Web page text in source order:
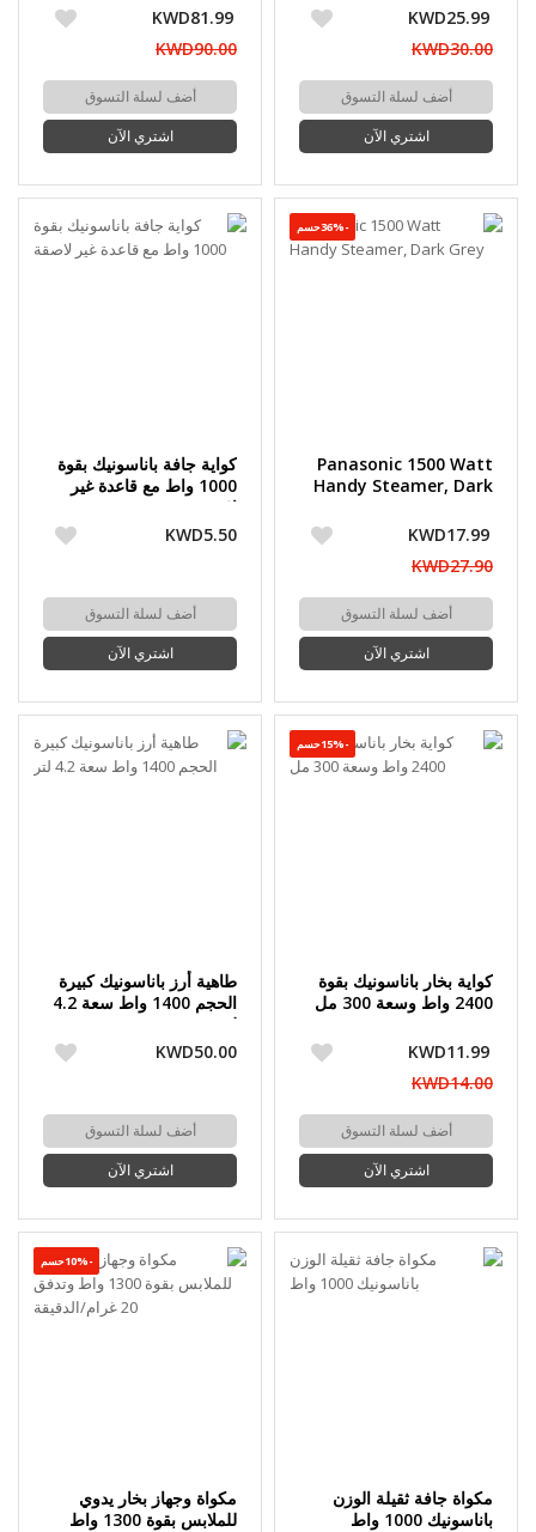
KWD25.99
KWD30.00
أضف لسلة التسوق
اشتري الآن
KWD81.99
KWD90.00
أضف لسلة التسوق
اشتري الآن
-36%حسم
Panasonic 1500 Watt
Handy Steamer, Dark
KWD17.99
KWD27.90
أضف لسلة التسوق
اشتري الآن
كواية جافة باناسونيك بقوة
1000 واط مع قاعدة غير
لاصقة
KWD5.50
أضف لسلة التسوق
اشتري الآن
-15%حسم
كواية بخار باناسونيك بقوة
2400 واط وسعة 300 مل
KWD11.99
KWD14.00
أضف لسلة التسوق
اشتري الآن
طاهية أرز باناسونيك كبيرة
الحجم 1400 واط سعة 4.2
لتر
KWD50.00
أضف لسلة التسوق
اشتري الآن
مكواة جافة ثقيلة الوزن
باناسونيك 1000 واط
-10%حسم
مكواة وجهاز بخار يدوي
للملابس بقوة 1300 واط